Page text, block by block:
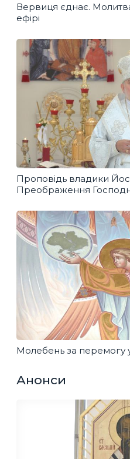
Вервиця єднає.
ефірі
Проповідь владики
Преображення
Молебень за перемогу
Анонси